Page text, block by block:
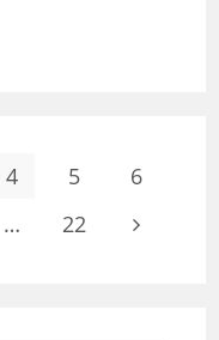
4 5
6
… 22